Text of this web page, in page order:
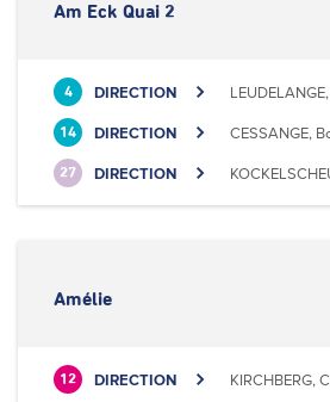
Am Eck Quai 2
4 DIRECTION
14 DIRECTION CESSANGE,
27 DIRECTION
Amélie
12 DIRECTION KIRCHBERG,